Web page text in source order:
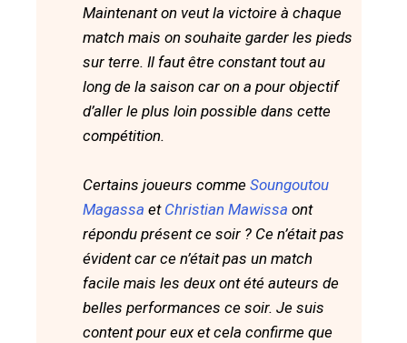
Maintenant on veut la victoire à chaque
match mais on souhaite garder les pieds
sur terre. Il faut être constant tout au
long de la saison car on a pour objectif
d’aller le plus loin possible dans cette
compétition.
Certains joueurs comme Soungoutou
Magassa et Christian Mawissa ont
répondu présent ce soir ? Ce n’était pas
évident car ce n’était pas un match
facile mais les deux ont été auteurs de
belles performances ce soir. Je suis
content pour eux et cela confirme que